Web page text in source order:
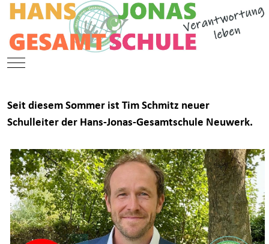
Mobile Menu Toggle
Seit diesem Sommer ist Tim Schmitz neuer
Schulleiter der Hans-Jonas-Gesamtschule Neuwerk.